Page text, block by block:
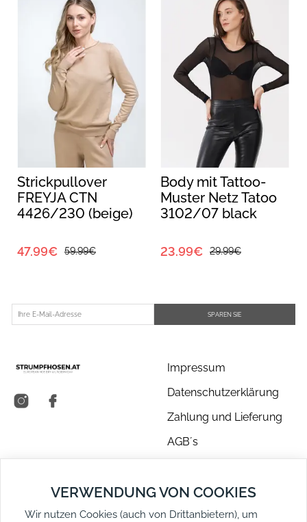
Strickpullover
FREYJA CTN
4426/230 (beige)
47.99€ 59.99€
Body mit Tattoo-
Muster Netz Tatoo
3102/07 black
23.99€ 29.99€
SPAREN SIE
Impressum
Datenschutzerklärung
Zahlung und Lieferung
AGB´s
Kontakt
Retouren
VERWENDUNG VON COOKIES
Wir nutzen Cookies (auch von Drittanbietern), um